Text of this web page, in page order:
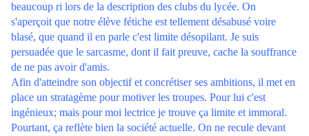
beaucoup ri lors de la description des clubs du lycée. On
s'aperçoit que notre élève fétiche est tellement désabusé voire
blasé, que quand il en parle c'est limite désopilant. Je suis
persuadée que le sarcasme, dont il fait preuve, cache la souffrance
de ne pas avoir d'amis.
Afin d'atteindre son objectif et concrétiser ses ambitions, il met en
place un stratagème pour motiver les troupes. Pour lui c'est
ingénieux; mais pour moi lectrice je trouve ça limite et immoral.
Pourtant, ça reflète bien la société actuelle. On ne recule devant